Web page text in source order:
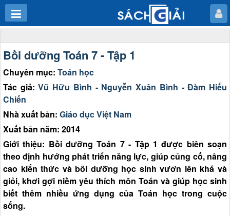
Bồi dưỡng Toán 7 - Tập 1
Chuyên mục: Toán học
Tác giả:Vũ Hữu Bình - Nguyễn Xuân Bình - Đàm Hiếu
Chiến
Nhà xuất bản: Giáo dục Việt Nam
Xuất bản năm: 2014
Giới thiệu: Bồi dưỡng Toán 7 - Tập 1 được biên soạn
theo định hướng phát triển năng lực, giúp củng cố, nâng
cao kiến thức và bồi dưỡng học sinh vươn lên khá và
giỏi, khơi gợi niềm yêu thích môn Toán và giúp học sinh
biết thêm nhiều ứng dụng của Toán học trong cuộc
sống.